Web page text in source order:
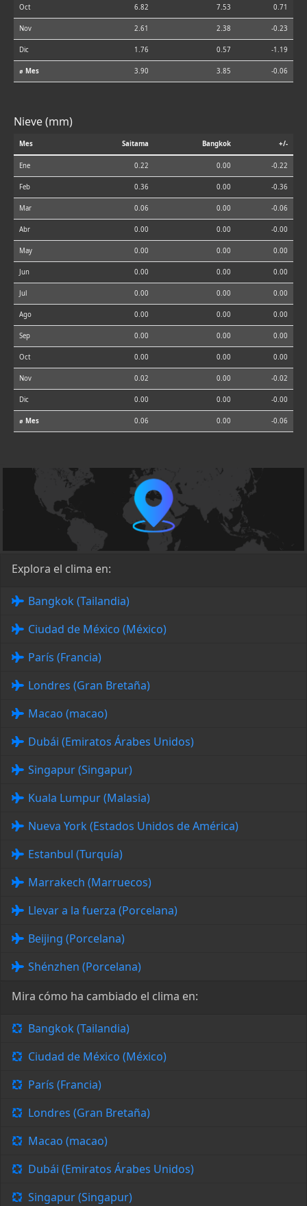
Oct 6.82 7.53 0.71
Nov 2.61 2.38 -0.23
Dic 1.76 0.57 -1.19
⌀ Mes 3.90 3.85 -0.06
Nieve (mm)
Mes Saitama Bangkok +/-
Ene 0.22 0.00 -0.22
Feb 0.36 0.00 -0.36
Mar 0.06 0.00 -0.06
Abr 0.00 0.00 -0.00
May 0.00 0.00 0.00
Jun 0.00 0.00 0.00
Jul 0.00 0.00 0.00
Ago 0.00 0.00 0.00
Sep 0.00 0.00 0.00
Oct 0.00 0.00 0.00
Nov 0.02 0.00 -0.02
Dic 0.00 0.00 -0.00
⌀ Mes 0.06 0.00 -0.06
Explora el clima en:
Bangkok (Tailandia)
Ciudad de México (México)
París (Francia)
Londres (Gran Bretaña)
Macao (macao)
Dubái (Emiratos Árabes Unidos)
Singapur (Singapur)
Kuala Lumpur (Malasia)
Nueva York (Estados Unidos de América)
Estanbul (Turquía)
Marrakech (Marruecos)
Llevar a la fuerza (Porcelana)
Beijing (Porcelana)
Shénzhen (Porcelana)
Mira cómo ha cambiado el clima en:
Bangkok (Tailandia)
Ciudad de México (México)
París (Francia)
Londres (Gran Bretaña)
Macao (macao)
Dubái (Emiratos Árabes Unidos)
Singapur (Singapur)